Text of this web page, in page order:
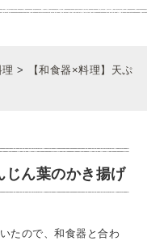
>
【和食器×料理】天ぷ
じん葉のかき揚げ
たので、和食器と合わ